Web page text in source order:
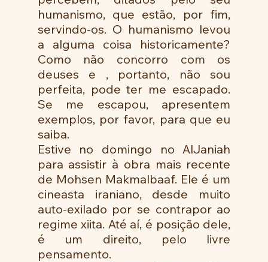
humanismo, que estão, por fim,
servindo-os. O humanismo levou
a alguma coisa historicamente?
Como não concorro com os
deuses e , portanto, não sou
perfeita, pode ter me escapado.
Se me escapou, apresentem
exemplos, por favor, para que eu
saiba.
Estive no domingo no AlJaniah
para assistir à obra mais recente
de Mohsen Makmalbaaf. Ele é um
cineasta iraniano, desde muito
auto-exilado por se contrapor ao
regime xiita. Até aí, é posição dele,
é um direito, pelo livre
pensamento.